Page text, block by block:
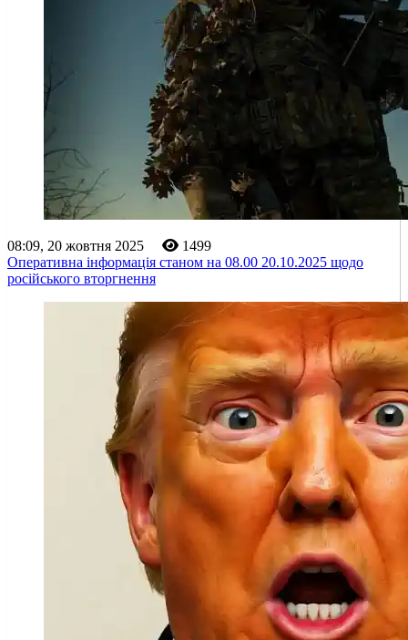
08:09, 20 жовтня 2025
1499
Оперативна інформація станом на 08.00 20.10.2025 щодо
російського вторгнення